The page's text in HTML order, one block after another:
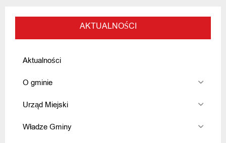
AKTUALNOŚCI
Aktualności
O gminie
Urząd Miejski
Władze Gminy